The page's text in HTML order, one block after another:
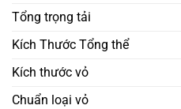
Tổng trọng tải
Kích Thước Tổng thể
Kích thước vỏ
Chuẩn loại vỏ